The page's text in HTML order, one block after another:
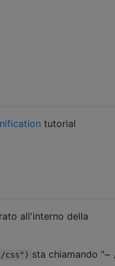
tutorial
all'interno della
css") sta chiamando "~